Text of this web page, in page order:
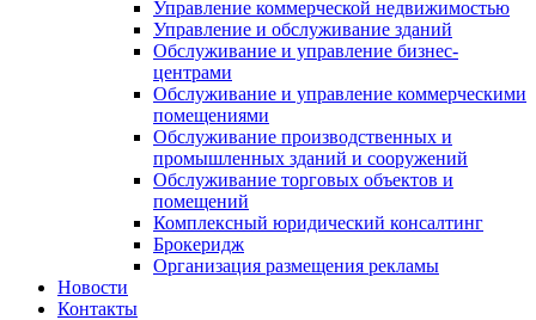
Управление коммерческой недвижимостью
Управление и обслуживание зданий
Обслуживание и управление бизнес-
центрами
Обслуживание и управление коммерческими
помещениями
Обслуживание производственных и
промышленных зданий и сооружений
Обслуживание торговых объектов и
помещений
Комплексный юридический консалтинг
Брокеридж
Организация размещения рекламы
Новости
Контакты